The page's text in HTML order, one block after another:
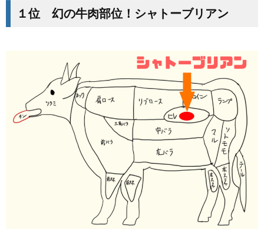
１位 幻の牛肉部位！シャトーブリアン